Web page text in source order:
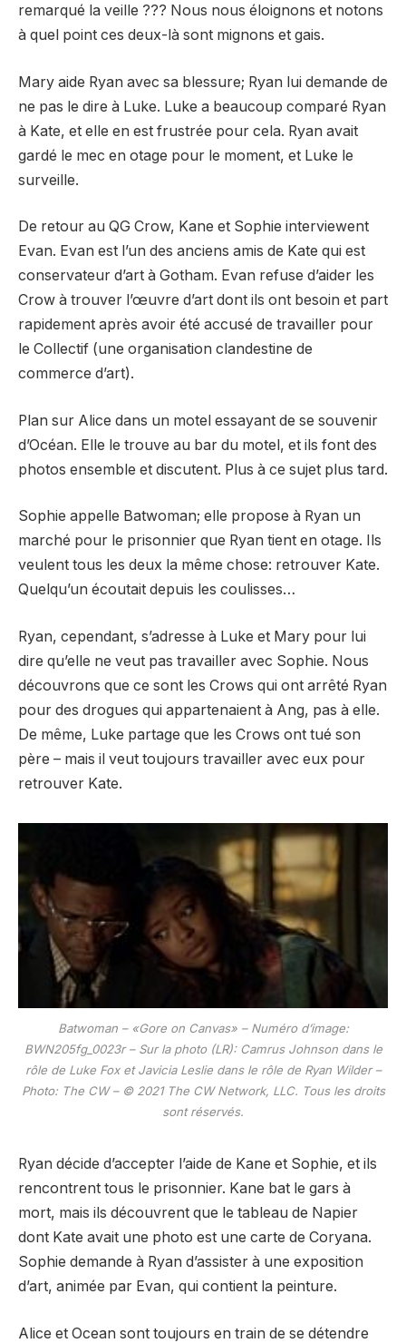
remarqué la veille ??? Nous nous éloignons et notons
à quel point ces deux-là sont mignons et gais.
Mary aide Ryan avec sa blessure; Ryan lui demande de
ne pas le dire à Luke. Luke a beaucoup comparé Ryan
à Kate, et elle en est frustrée pour cela. Ryan avait
gardé le mec en otage pour le moment, et Luke le
surveille.
De retour au QG Crow, Kane et Sophie interviewent
Evan. Evan est l’un des anciens amis de Kate qui est
conservateur d’art à Gotham. Evan refuse d’aider les
Crow à trouver l’œuvre d’art dont ils ont besoin et part
rapidement après avoir été accusé de travailler pour
le Collectif (une organisation clandestine de
commerce d’art).
Plan sur Alice dans un motel essayant de se souvenir
d’Océan. Elle le trouve au bar du motel, et ils font des
photos ensemble et discutent. Plus à ce sujet plus tard.
Sophie appelle Batwoman; elle propose à Ryan un
marché pour le prisonnier que Ryan tient en otage. Ils
veulent tous les deux la même chose: retrouver Kate.
Quelqu’un écoutait depuis les coulisses…
Ryan, cependant, s’adresse à Luke et Mary pour lui
dire qu’elle ne veut pas travailler avec Sophie. Nous
découvrons que ce sont les Crows qui ont arrêté Ryan
pour des drogues qui appartenaient à Ang, pas à elle.
De même, Luke partage que les Crows ont tué son
père – mais il veut toujours travailler avec eux pour
retrouver Kate.
Batwoman – «Gore on Canvas» – Numéro d’image:
BWN205fg_0023r – Sur la photo (LR): Camrus Johnson dans le
rôle de Luke Fox et Javicia Leslie dans le rôle de Ryan Wilder –
Photo: The CW – © 2021 The CW Network, LLC. Tous les droits
sont réservés.
Ryan décide d’accepter l’aide de Kane et Sophie, et ils
rencontrent tous le prisonnier. Kane bat le gars à
mort, mais ils découvrent que le tableau de Napier
dont Kate avait une photo est une carte de Coryana.
Sophie demande à Ryan d’assister à une exposition
d’art, animée par Evan, qui contient la peinture.
Alice et Ocean sont toujours en train de se détendre